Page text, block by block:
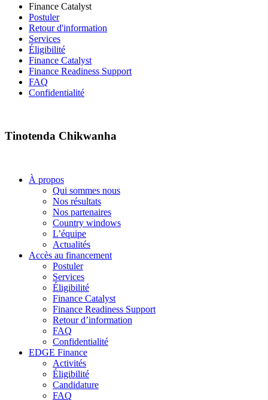
Finance Catalyst
Postuler
Retour d'information
Services
Éligibilité
Finance Catalyst
Finance Readiness Support
FAQ
Confidentialité
Tinotenda Chikwanha
À propos
Qui sommes nous
Nos résultats
Nos partenaires
Country windows
L’équipe
Actualités
Accès au financement
Postuler
Services
Éligibilité
Finance Catalyst
Finance Readiness Support
Retour d’information
FAQ
Confidentialité
EDGE Finance
Activités
Éligibilité
Candidature
FAQ